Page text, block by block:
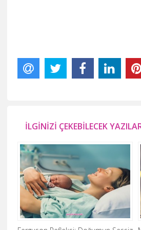
İLGİNİZİ ÇEKEBİLECEK